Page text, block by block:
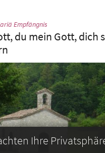
Ihre
Empfängnis
du mein Gott, dich